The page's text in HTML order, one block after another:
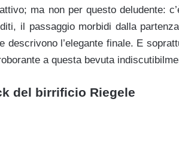
ma non per questo deludente:
il passaggio morbidi dalla
l’elegante finale. E
a questa bevuta
del birrificio Riegele